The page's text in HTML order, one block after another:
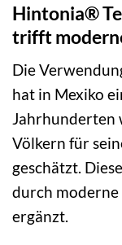
Hintonia®
trifft
Die
hat in Mexiko
Jahrhunderten
Völkern für
geschätzt.
durch moderne
ergänzt.